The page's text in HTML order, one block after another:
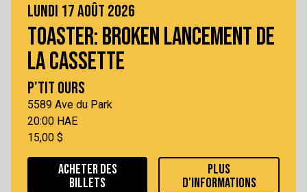
LUNDI 17 AOÛT 2026
TOASTER: BROKEN LANCEMENT DE
LA CASSETTE
P'TIT OURS
5589 Ave du Park
20:00 HAE
15,00 $
ACHETER DES
BILLETS
PLUS
D'INFORMATIONS